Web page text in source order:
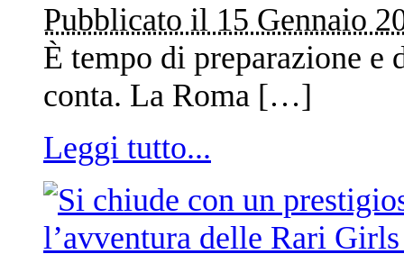
Pubblicato il 15 Gennaio
È tempo di preparazione e
conta. La Roma […]
Leggi tutto...